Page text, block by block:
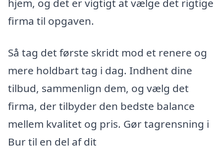
hjem, og det er vigtigt at vælge det rigtige
firma til opgaven.
Så tag det første skridt mod et renere og
mere holdbart tag i dag. Indhent dine
tilbud, sammenlign dem, og vælg det
firma, der tilbyder den bedste balance
mellem kvalitet og pris. Gør tagrensning i
Bur til en del af dit